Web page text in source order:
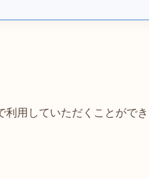
利用していただくことがで